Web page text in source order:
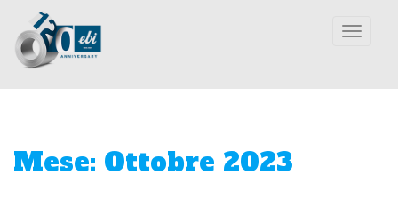
Toggle
navigation
Mese: Ottobre 2023